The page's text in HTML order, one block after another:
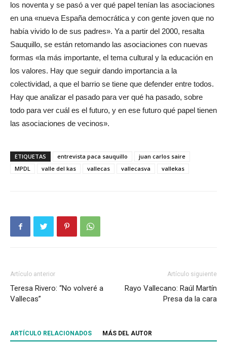
los noventa y se pasó a ver qué papel tenían las asociaciones
en una «nueva España democrática y con gente joven que no
había vivido lo de sus padres». Ya a partir del 2000, resalta
Sauquillo, se están retomando las asociaciones con nuevas
formas «la más importante, el tema cultural y la educación en
los valores. Hay que seguir dando importancia a la
colectividad, a que el barrio se tiene que defender entre todos.
Hay que analizar el pasado para ver qué ha pasado, sobre
todo para ver cuál es el futuro, y en ese futuro qué papel tienen
las asociaciones de vecinos».
ETIQUETAS entrevista paca sauquillo
juan carlos saire
MPDL
valle del kas vallecas vallecasva vallekas
Artículo anterior
Teresa Rivero: “No volveré a
Vallecas”
Artículo siguiente
Rayo Vallecano: Raúl Martín
Presa da la cara
ARTÍCULO RELACIONADOS MÁS DEL AUTOR